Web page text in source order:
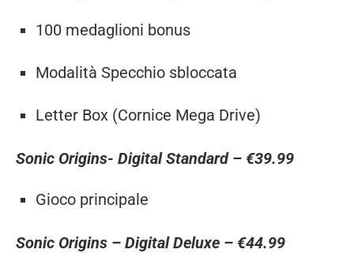
100 medaglioni bonus
Modalità Specchio sbloccata
Letter Box (Cornice Mega Drive)
Sonic Origins- Digital Standard – €39.99
Gioco principale
Sonic Origins – Digital Deluxe – €44.99